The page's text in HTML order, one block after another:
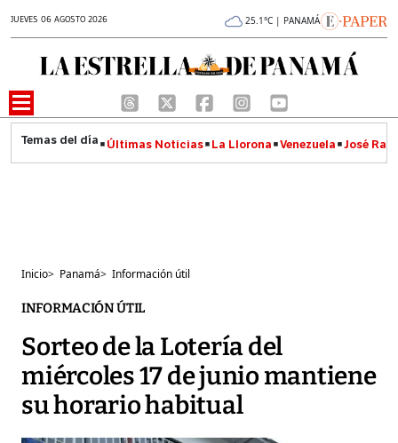
JUEVES 06 AGOSTO 2026 25.1°C | PANAMÁ
Últimas Noticias La Llorona Venezuela José
Inicio> Panamá> Información útil
INFORMACIÓN ÚTIL
Sorteo de la Lotería del
miércoles 17 de junio mantiene
su horario habitual